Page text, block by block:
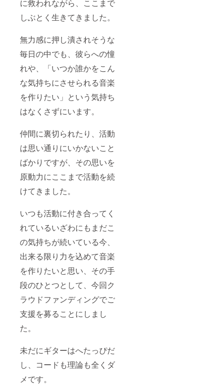
に救われながら、ここまで
しぶとく生きてきました。
無力感に押し潰されそうな
毎日の中でも、彼らへの憧
れや、「いつか誰かをこん
な気持ちにさせられる音楽
を作りたい」という気持ち
はなくさずにいます。
仲間に裏切られたり、活動
は思い通りにいかないこと
ばかりですが、その思いを
原動力にここまで活動を続
けてきました。
いつも活動に付き合ってく
れているいざわにもまだこ
の気持ちが続いている今、
出来る限り力を込めて音楽
を作りたいと思い、その手
段のひとつとして、今回ク
ラウドファンディングでご
支援を募ることにしまし
た。
未だにギターはへたっぴだ
し、コードも理論も全くダ
メです。